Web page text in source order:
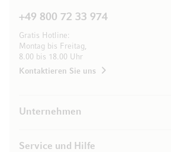
+49 800 72 33 974
Gratis Hotline:
Montag bis Freitag,
8.00 bis 18.00 Uhr
Kontaktieren Sie uns
Unternehmen
Service und Hilfe